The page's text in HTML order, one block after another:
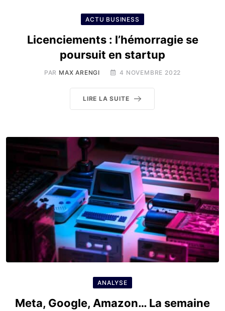
ACTU BUSINESS
Licenciements : l’hémorragie se
poursuit en startup
PAR MAX ARENGI 4 NOVEMBRE 2022
LIRE LA SUITE
ANALYSE
Meta, Google, Amazon… La semaine